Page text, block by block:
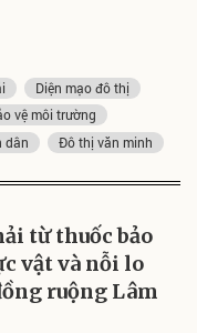
Diện mạo đô thị
vệ môi trường
dân Đô thị văn minh
từ thuốc bảo
vật và nỗi lo
ruộng Lâm